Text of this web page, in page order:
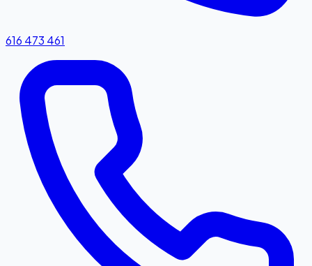
616 473 461